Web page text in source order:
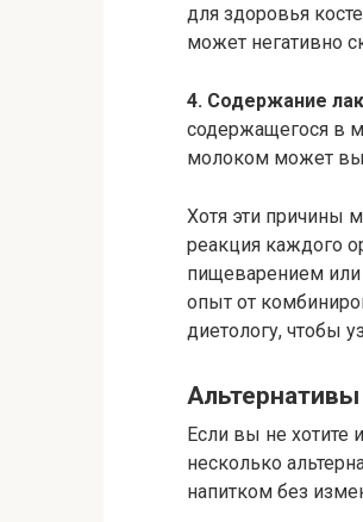
для здоровья
может негативно
4. Содержание
содержащегося в
молоком может
Хотя эти причины
реакция каждого
пищеварением
опыт от
диетологу, чтобы
Если вы не хотите
несколько
напитком без